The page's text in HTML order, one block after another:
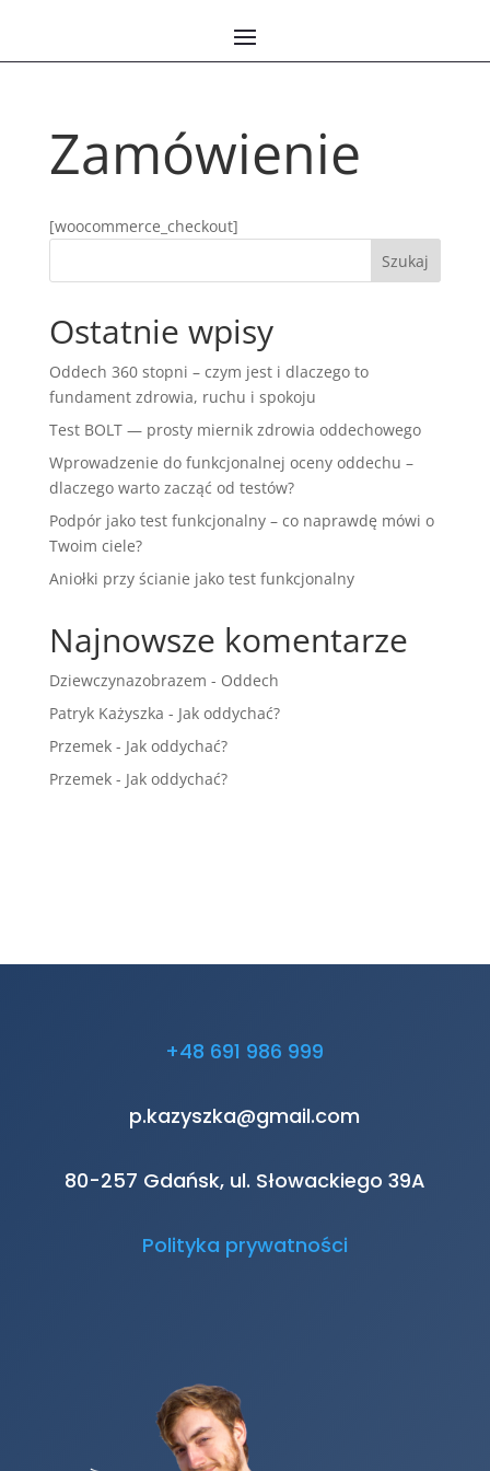
Zamówienie
[woocommerce_checkout]
Ostatnie wpisy
Oddech 360 stopni – czym jest i dlaczego to
fundament zdrowia, ruchu i spokoju
Test BOLT — prosty miernik zdrowia oddechowego
Wprowadzenie do funkcjonalnej oceny oddechu –
dlaczego warto zacząć od testów?
Podpór jako test funkcjonalny – co naprawdę mówi o
Twoim ciele?
Aniołki przy ścianie jako test funkcjonalny
Najnowsze komentarze
Dziewczynazobrazem - Oddech
Patryk Każyszka - Jak oddychać?
Przemek- Jak oddychać?
Przemek- Jak oddychać?
+48 691 986 999
p.kazyszka@gmail.com
80-257 Gdańsk, ul. Słowackiego 39A
Polityka prywatności